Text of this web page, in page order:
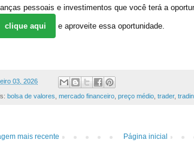
pessoais e investimentos que você terá a
clique aqui e aproveite essa oportunidade.
03, 2026
bolsa de valores mercado financeiro preço médio trader,
mais recente Página inicial